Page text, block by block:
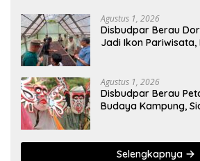
Agustus 1, 2026
Disbudpar Berau
Jadi Ikon Pariwisata,
Agustus 1, 2026
Disbudpar Berau
Budaya Kampung,
Selengkapnya